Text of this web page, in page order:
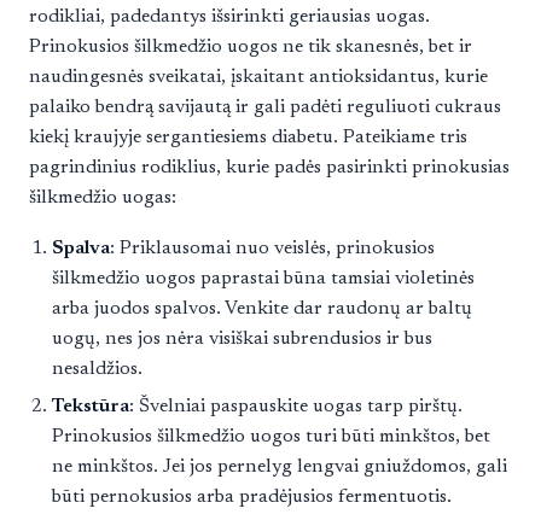
rodikliai, padedantys išsirinkti geriausias uogas.
Prinokusios šilkmedžio uogos ne tik skanesnės, bet ir
naudingesnės sveikatai, įskaitant antioksidantus, kurie
palaiko bendrą savijautą ir gali padėti reguliuoti cukraus
kiekį kraujyje sergantiesiems diabetu. Pateikiame tris
pagrindinius rodiklius, kurie padės pasirinkti prinokusias
šilkmedžio uogas:
Spalva: Priklausomai nuo veislės, prinokusios
šilkmedžio uogos paprastai būna tamsiai violetinės
arba juodos spalvos. Venkite dar raudonų ar baltų
uogų, nes jos nėra visiškai subrendusios ir bus
nesaldžios.
Tekstūra: Švelniai paspauskite uogas tarp pirštų.
Prinokusios šilkmedžio uogos turi būti minkštos, bet
ne minkštos. Jei jos pernelyg lengvai gniuždomos, gali
būti pernokusios arba pradėjusios fermentuotis.